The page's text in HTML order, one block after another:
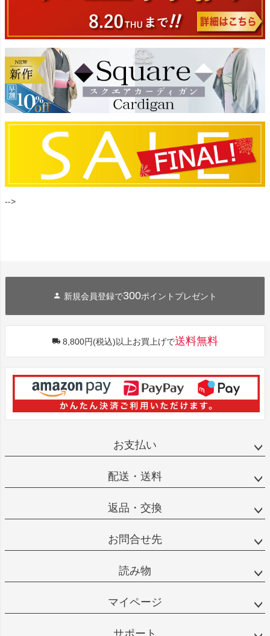
-->
新規会員登録で300ポイントプレゼント
8,800円(税込)以上お買上げで送料無料
お支払い
配送・送料
返品・交換
お問合せ先
読み物
マイページ